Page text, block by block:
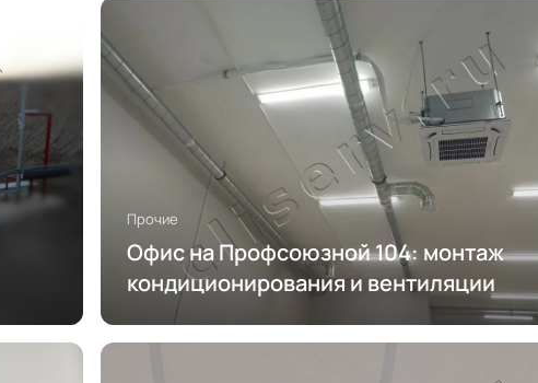
Прочие
Офис на Профсоюзной 104: монтаж
кондиционирования и вентиляции